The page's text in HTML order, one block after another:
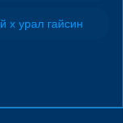
х урал гайсин